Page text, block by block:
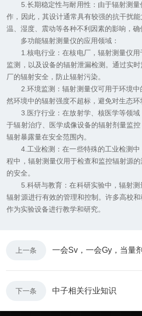
5.长期稳定性与耐用性：由于辐射测量
作，因此，其设计通常具有较强的抗干扰
温、湿度、震动等各种不利因素的影响，确
多功能辐射测量仪的应用领域：
1.核电行业：在核电厂，辐射测量仪用
监测，以及设备的辐射泄漏检测。通过实
厂的辐射安全，防止辐射污染。
2.环境监测：辐射测量仪可用于环境中
然环境中的辐射强度不超标，避免对生态环
3.医疗行业：在放射学、核医学等领域
于辐射治疗、医学成像设备的辐射剂量监
辐射暴露量在安全范围内。
4.工业检测：在一些特殊的工业检测中
程中，辐射测量仪用于检查和监控辐射源
的安全。
5.科研与教育：在科研实验中，辐射测
辐射源进行有效的管理和控制。许多高校
作为实验设备进行教学和研究。
上一条
下一条 中子相关行业知识